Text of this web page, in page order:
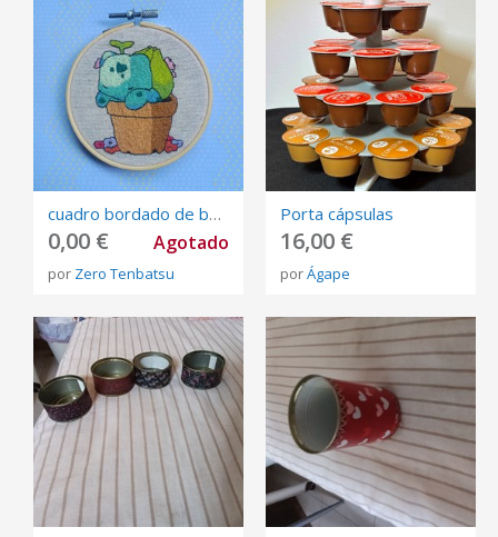
cuadro bordado de bulbasur en una maceta
0,00 € Agotado
por Zero Tenbatsu
Porta cápsulas
16,00 €
porÁgape